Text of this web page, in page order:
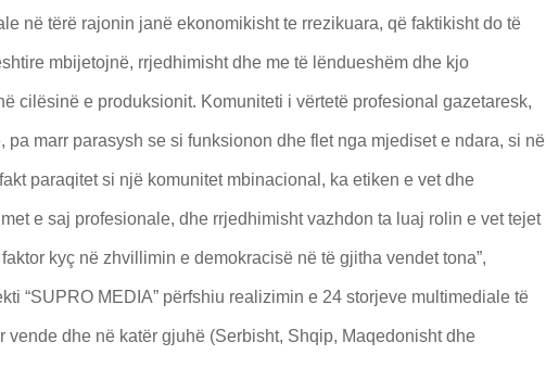
në tërë rajonin janë ekonomikisht te rrezikuara, që faktikisht do të
mbijetojnë, rrjedhimisht dhe me të lëndueshëm dhe kjo
cilësinë e produksionit. Komuniteti i vërtetë profesional gazetaresk,
pa marr parasysh se si funksionon dhe flet nga mjediset e ndara, si në
paraqitet si një komunitet mbinacional, ka etiken e vet dhe
e saj profesionale, dhe rrjedhimisht vazhdon ta luaj rolin e vet tejet
kyç në zhvillimin e demokracisë në të gjitha vendet tona”,
“SUPRO MEDIA” përfshiu realizimin e 24 storjeve multimediale të
vende dhe në katër gjuhë (Serbisht, Shqip, Maqedonisht dhe